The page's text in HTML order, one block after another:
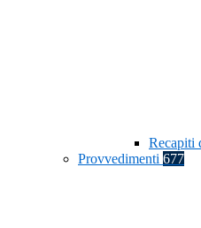
Recapiti
Provvedimenti 677